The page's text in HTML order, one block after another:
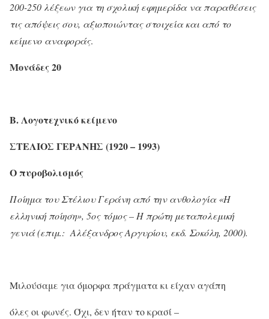
200-250 λέξεων για τη σχολική εφημερίδα να παραθέσεις
τις απόψεις σου, αξιοποιώντας στοιχεία και από το
κείμενο αναφοράς.
Μονάδες 20
Β. Λογοτεχνικό κείμενο
ΣΤΕΛΙΟΣ ΓΕΡΑΝΗΣ (1920 – 1993)
Ο πυροβολισμός
Ποίημα του Στέλιου Γεράνη από την ανθολογία «Η
ελληνική ποίηση», 5ος τόμος – Η πρώτη μεταπολεμική
γενιά (επιμ.: Αλέξανδρος Αργυρίου, εκδ. Σοκόλη, 2000).
Μιλούσαμε για όμορφα πράγματα κι είχαν αγάπη
όλες οι φωνές. Όχι, δεν ήταν το κρασί –